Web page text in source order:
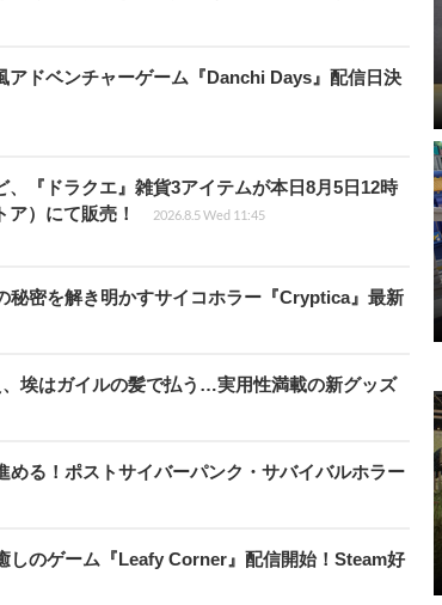
アドベンチャーゲーム『Danchi Days』配信日決
、『ドラクエ』雑貨3アイテムが本日8月5日12時
）にて販売！
2026.8.5 Wed 11:45
秘密を解き明かすサイコホラー『Cryptica』最新
埃はガイルの髪で払う…実用性満載の新グッズ
める！ポストサイバーパンク・サバイバルホラー
しのゲーム『Leafy Corner』配信開始！Steam好